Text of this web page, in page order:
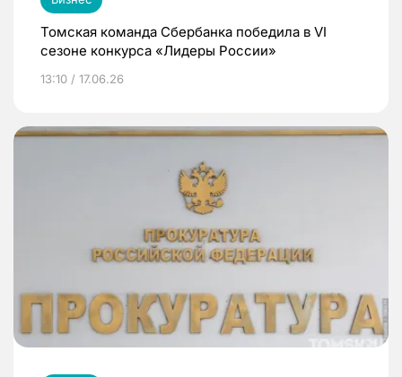
Томская команда Сбербанка победила в VI
сезоне конкурса «Лидеры России»
13:10 / 17.06.26